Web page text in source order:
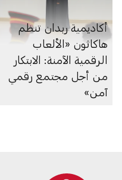
أكاديمية ربدان تنظم
هاكاثون «الألعاب
الرقمية الآمنة: الابتكار
من أجل مجتمع رقمي
آمن»